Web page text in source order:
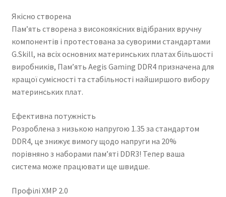
Якісно створена
Пам’ять створена з високоякісних відібраних вручну
компонентів і протестована за суворими стандартами
G.Skill, на всіх основних материнських платах більшості
виробників, Пам’ять Aegis Gaming DDR4 призначена для
кращої сумісності та стабільності найширшого вибору
материнських плат.
Ефективна потужність
Розроблена з низькою напругою 1.35 за стандартом
DDR4, це знижує вимогу щодо напруги на 20%
порівняно з наборами пам’яті DDR3! Тепер ваша
система може працювати ще швидше.
Профілі XMP 2.0